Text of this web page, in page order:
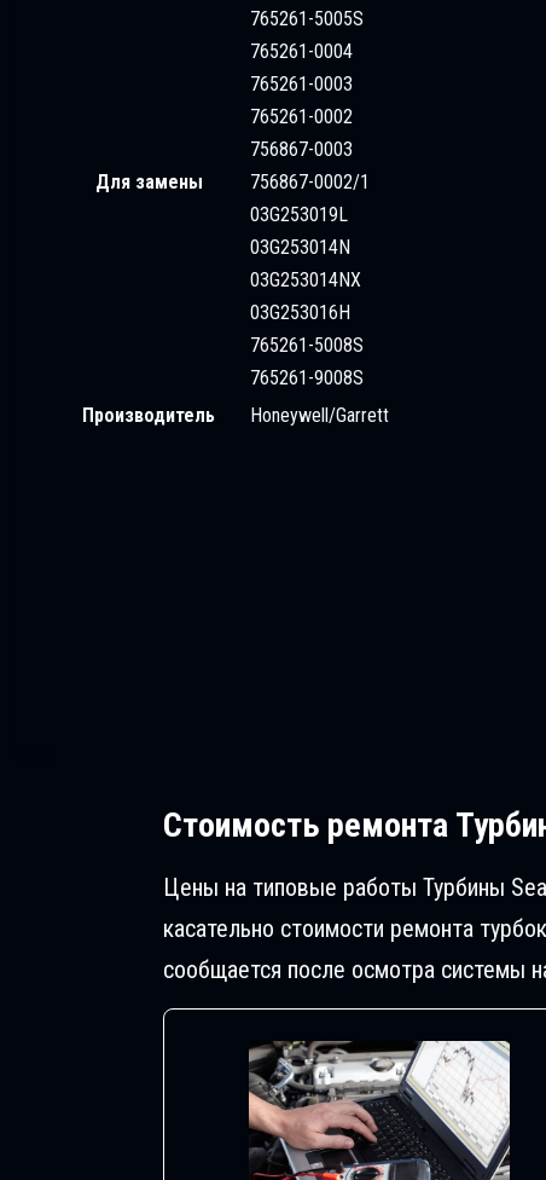
Для замены
765261-5005S
765261-0004
765261-0003
765261-0002
756867-0003
756867-0002/1
03G253019L
03G253014N
03G253014NX
03G253016H
765261-5008S
765261-9008S
Производитель
Honeywell/Garrett
Стоимость ремонта
Цены на типовые работы Турбины
касательно стоимости ремонта
сообщается после осмотра системы